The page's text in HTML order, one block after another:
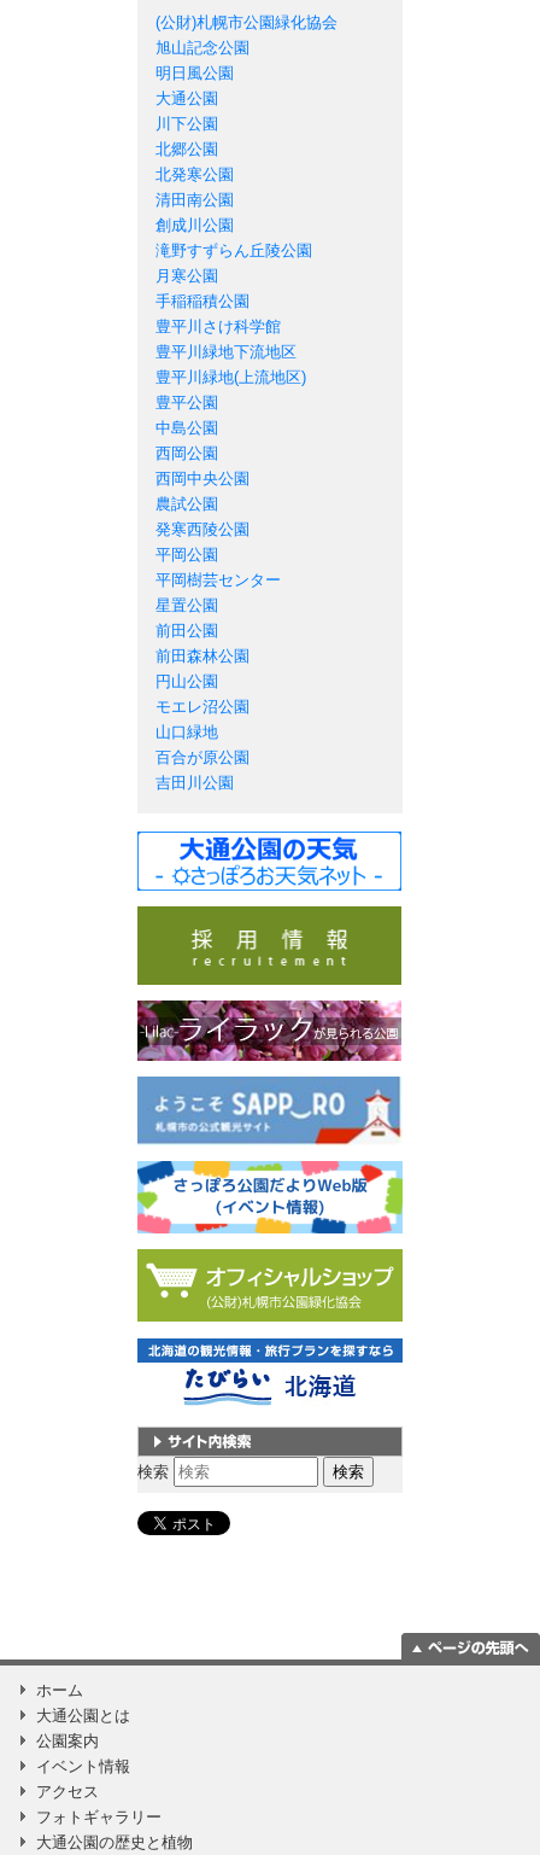
(公財)札幌市公園緑化協会
旭山記念公園
明日風公園
大通公園
川下公園
北郷公園
北発寒公園
清田南公園
創成川公園
滝野すずらん丘陵公園
月寒公園
手稲稲積公園
豊平川さけ科学館
豊平川緑地下流地区
豊平川緑地(上流地区)
豊平公園
中島公園
西岡公園
西岡中央公園
農試公園
発寒西陵公園
平岡公園
平岡樹芸センター
星置公園
前田公園
前田森林公園
円山公園
モエレ沼公園
山口緑地
百合が原公園
吉田川公園
サイト内検索
検索
ホーム
大通公園とは
公園案内
イベント情報
アクセス
フォトギャラリー
大通公園の歴史と植物